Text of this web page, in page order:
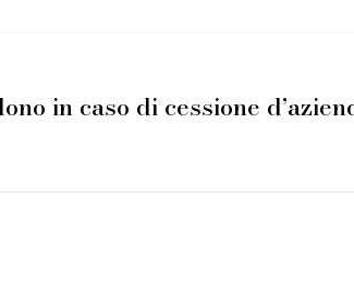
in caso di cessione